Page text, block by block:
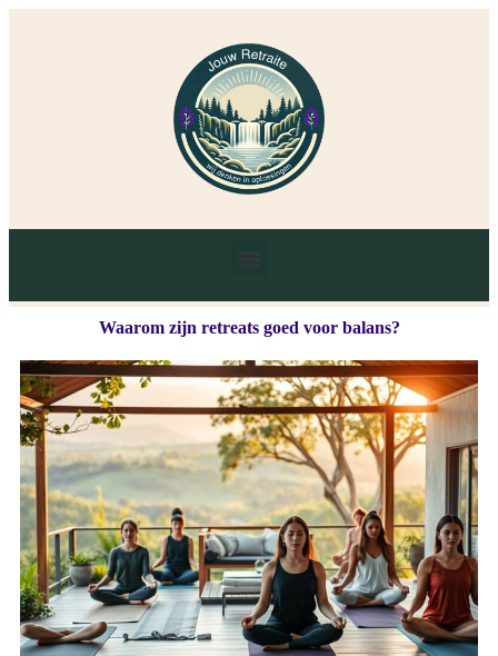
Waarom zijn retreats goed voor balans?